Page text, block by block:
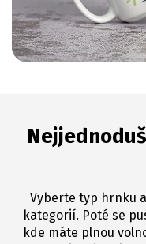
Vyberte typ hrnku
kategorií. Poté se
kde máte plnou